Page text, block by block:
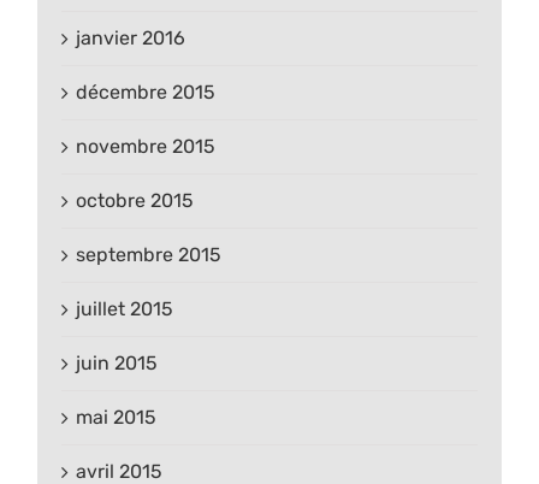
janvier 2016
décembre 2015
novembre 2015
octobre 2015
septembre 2015
juillet 2015
juin 2015
mai 2015
avril 2015